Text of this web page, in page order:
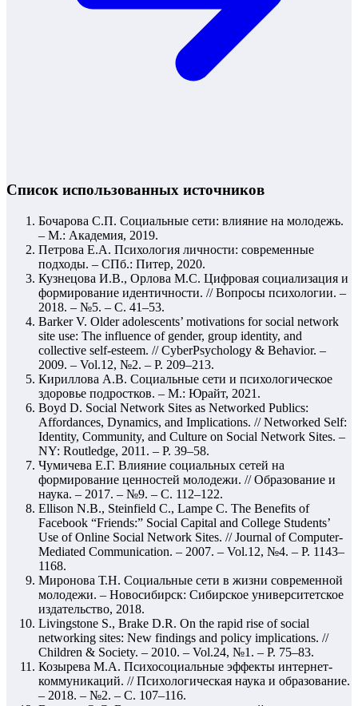
Список использованных источников
Бочарова С.П. Социальные сети: влияние на молодежь.
– М.: Академия, 2019.
Петрова Е.А. Психология личности: современные
подходы. – СПб.: Питер, 2020.
Кузнецова И.В., Орлова М.С. Цифровая социализация и
формирование идентичности. // Вопросы психологии. –
2018. – №5. – С. 41–53.
Barker V. Older adolescents’ motivations for social network
site use: The influence of gender, group identity, and
collective self-esteem. // CyberPsychology & Behavior. –
2009. – Vol.12, №2. – P. 209–213.
Кириллова А.В. Социальные сети и психологическое
здоровье подростков. – М.: Юрайт, 2021.
Boyd D. Social Network Sites as Networked Publics:
Affordances, Dynamics, and Implications. // Networked Self:
Identity, Community, and Culture on Social Network Sites. –
NY: Routledge, 2011. – P. 39–58.
Чумичева Е.Г. Влияние социальных сетей на
формирование ценностей молодежи. // Образование и
наука. – 2017. – №9. – С. 112–122.
Ellison N.B., Steinfield C., Lampe C. The Benefits of
Facebook “Friends:” Social Capital and College Students’
Use of Online Social Network Sites. // Journal of Computer-
Mediated Communication. – 2007. – Vol.12, №4. – P. 1143–
1168.
Миронова Т.Н. Социальные сети в жизни современной
молодежи. – Новосибирск: Сибирское университетское
издательство, 2018.
Livingstone S., Brake D.R. On the rapid rise of social
networking sites: New findings and policy implications. //
Children & Society. – 2010. – Vol.24, №1. – P. 75–83.
Козырева М.А. Психосоциальные эффекты интернет-
коммуникаций. // Психологическая наука и образование.
– 2018. – №2. – С. 107–116.